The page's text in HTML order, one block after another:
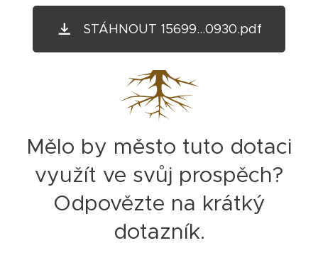
STÁHNOUT 15699...0930.pdf
Mělo by město tuto dotaci
využít ve svůj prospěch?
Odpovězte na krátký
dotazník.